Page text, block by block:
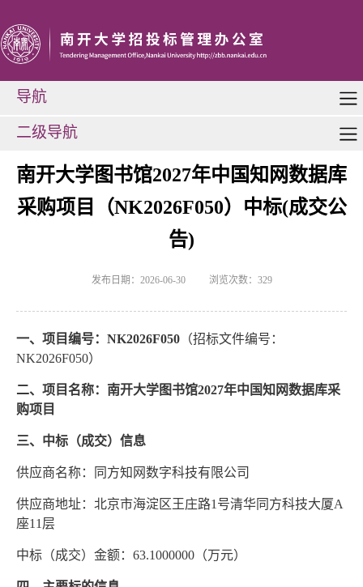
导航
二级导航
南开大学图书馆2027年中国知网数据库
采购项目（NK2026F050）中标(成交公
告)
发布日期：2026-06-30 浏览次数： 329
一、项目编号： NK2026F050 （招标文件编号：
NK2026F050）
二、项目名称：南开大学图书馆2027年中国知网数据库采
购项目
三、中标（成交）信息
供应商名称：同方知网数字科技有限公司
供应商地址：北京市海淀区王庄路1号清华同方科技大厦A
座11层
中标（成交）金额： 63.1000000（万元）